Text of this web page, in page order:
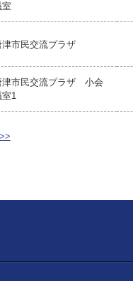
室
津市民交流プラザ
津市民交流プラザ 小会
室1
>>